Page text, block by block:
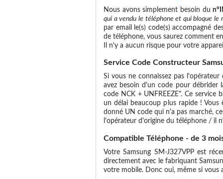
Nous avons simplement besoin du
qui a vendu le téléphone et qui bloque le
par email le(s) code(s) accompagné
de téléphone, vous saurez comment
Il n'y a aucun risque pour votre
Service Code Constructeur
Si vous ne connaissez pas l'opérateur
avez besoin d'un code pour débrider
code NCK + UNFREEZE". Ce service
un délai beaucoup plus rapide !
donné UN code qui n'a pas marché,
l'opérateur d'origine du téléphone / il
Compatible Téléphone - de 3
Votre Samsung SM-J327VPP est
directement avec le fabriquant
votre mobile. Donc oui, même si vous